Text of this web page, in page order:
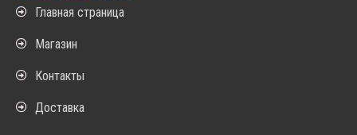
Главная страница
Магазин
Контакты
Доставка